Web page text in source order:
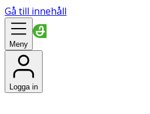
Gå till innehåll
Meny
Logga in